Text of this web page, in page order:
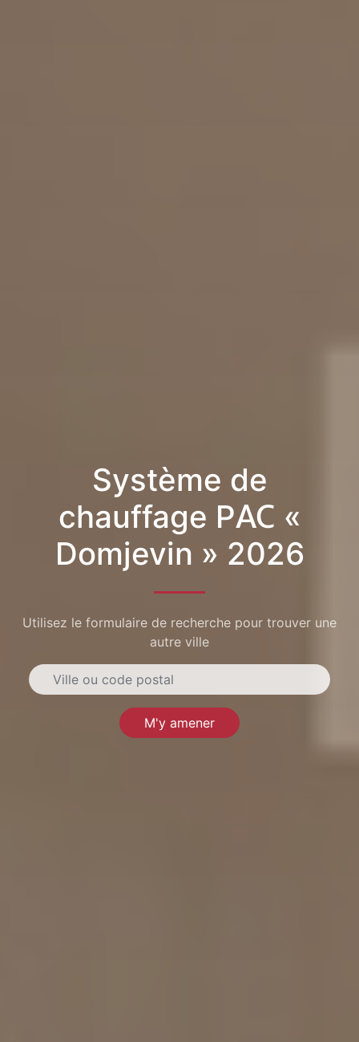
Système de
chauffage PAC «
Domjevin » 2026
Utilisez le formulaire de recherche pour trouver une
autre ville
M'y amener